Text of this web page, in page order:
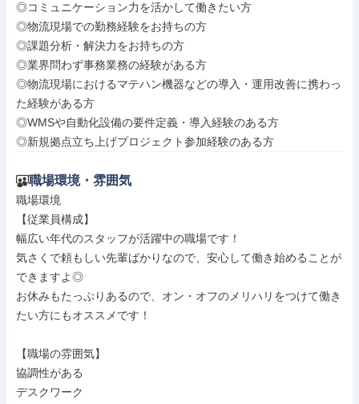
◎コミュニケーション力を活かして働きたい方
◎物流現場での勤務経験をお持ちの方
◎課題分析・解決力をお持ちの方
◎業界問わず事務業務の経験がある方
◎物流現場におけるマテハン機器などの導入・運用改善に携わっ
た経験がある方
◎WMSや自動化設備の要件定義・導入経験のある方
◎新規拠点立ち上げプロジェクト参加経験のある方
職場環境・雰囲気
職場環境
【従業員構成】
幅広い年代のスタッフが活躍中の職場です！
気さくで頼もしい先輩ばかりなので、安心して働き始めることが
できますよ◎
お休みもたっぷりあるので、オン・オフのメリハリをつけて働き
たい方にもオススメです！
【職場の雰囲気】
協調性がある
デスクワーク